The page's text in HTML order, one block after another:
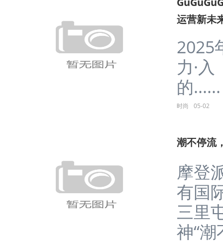
运营新未
2025
力·
的......
时尚 05-02
潮不停流
摩登
有国
三里
神“